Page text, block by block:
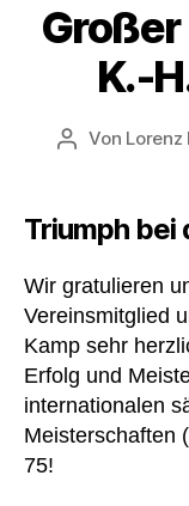
Großer
K.-
Beitragsautor
Von
Triumph bei
Wir gratulieren
Vereinsmitglied
Kamp sehr
Erfolg und
internationalen
Meisterschaften
75!